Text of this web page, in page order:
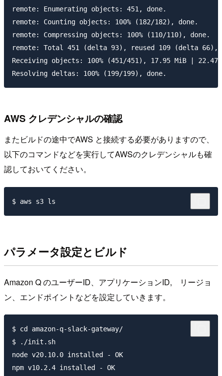
remote: Enumerating objects: 451, done.
remote: Counting objects: 100% (182/182), done.
remote: Compressing objects: 100% (110/110), done.
remote: Total 451 (delta 93), reused 109 (delta 66),
Receiving objects: 100% (451/451), 17.95 MiB | 22.47
AWS クレデンシャルの確認
またビルドの途中でAWS と接続する必要がありますので、
以下のコマンドなどを実行してAWSのクレデンシャルも確
認しておいてください。
パラメータ設定とビルド
Amazon Q のユーザーID、アプリケーションID, リージョ
ン、エンドポイントなどを設定していきます。
$ cd amazon-q-slack-gateway/
$ ./init.sh
node v20.10.0 installed - OK
npm v10.2.4 installed - OK